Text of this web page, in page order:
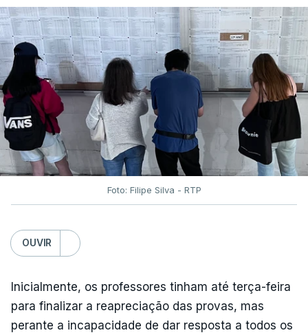
Foto: Filipe Silva - RTP
OUVIR
Inicialmente, os professores tinham até terça-feira
para finalizar a reapreciação das provas, mas
perante a incapacidade de dar resposta a todos os